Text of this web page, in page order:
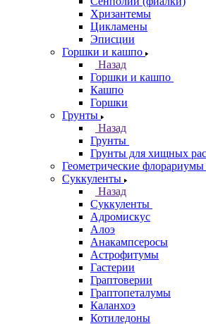
Хризантемы
Цикламены
Эписции
Горшки и кашпо
Назад
Горшки и кашпо
Кашпо
Горшки
Грунты
Назад
Грунты
Грунты для хищных
Геометрические флорариумы
Суккуленты
Назад
Суккуленты
Адромискус
Алоэ
Анакампсеросы
Астрофитумы
Гастерии
Граптоверии
Граптопеталумы
Каланхоэ
Котиледоны